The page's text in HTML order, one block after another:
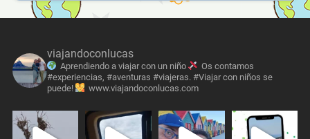
viajandoconlucas
Aprendiendo a viajar con un niño
Os contamos
#experiencias, #aventuras #viajeras. #Viajar con niños se
puede!
www.viajandoconlucas.com